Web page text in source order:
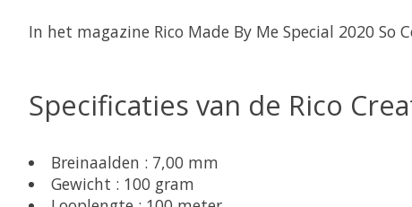
In het magazine Rico Made By Me Special 2020
Specificaties van de Rico
Breinaalden : 7,00 mm
Gewicht : 100 gram